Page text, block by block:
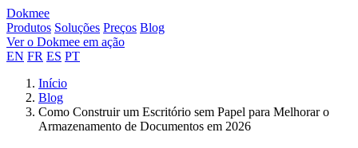
Dokmee
Produtos Soluções Preços Blog
Ver o Dokmee em ação
EN FR ES PT
Início
Blog
Como Construir um Escritório sem Papel para Melhorar o
Armazenamento de Documentos em 2026